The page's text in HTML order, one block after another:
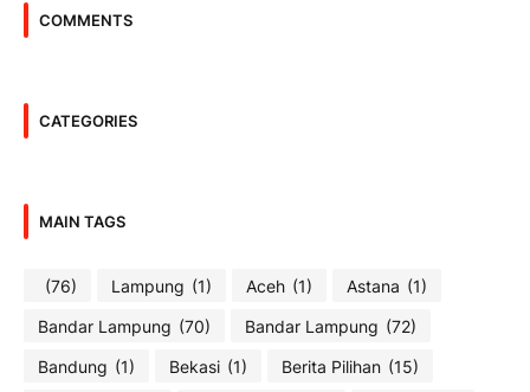
COMMENTS
CATEGORIES
MAIN TAGS
(76) Lampung (1) Aceh (1) Astana (1)
Bandar Lampung (70) Bandar Lampung (72)
Bandung (1) Bekasi (1) Berita Pilihan (15)